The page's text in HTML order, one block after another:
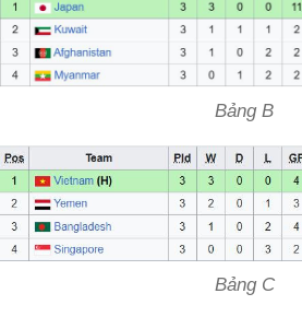
Bảng B
Bảng C